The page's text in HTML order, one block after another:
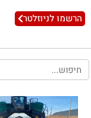
הרשמו לניוזלטר